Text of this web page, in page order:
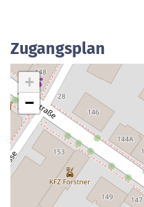
Zugangsplan
+
−